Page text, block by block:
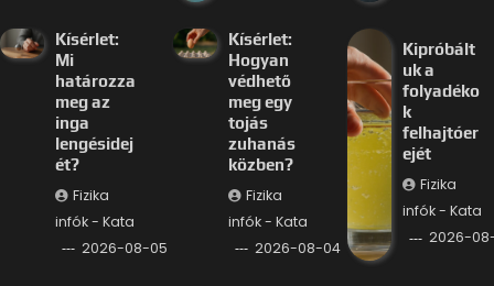
Kísérlet:
Mi
határozza
meg az
inga
lengésidej
ét?
Fizika
infók - Kata
2026-08-05
Kísérlet:
Hogyan
védhető
meg egy
tojás
zuhanás
közben?
Fizika
infók - Kata
2026-08-04
Kipróbált
uk a
folyadéko
k
felhajtóer
ejét
Fizika
infók - Kata
2026-